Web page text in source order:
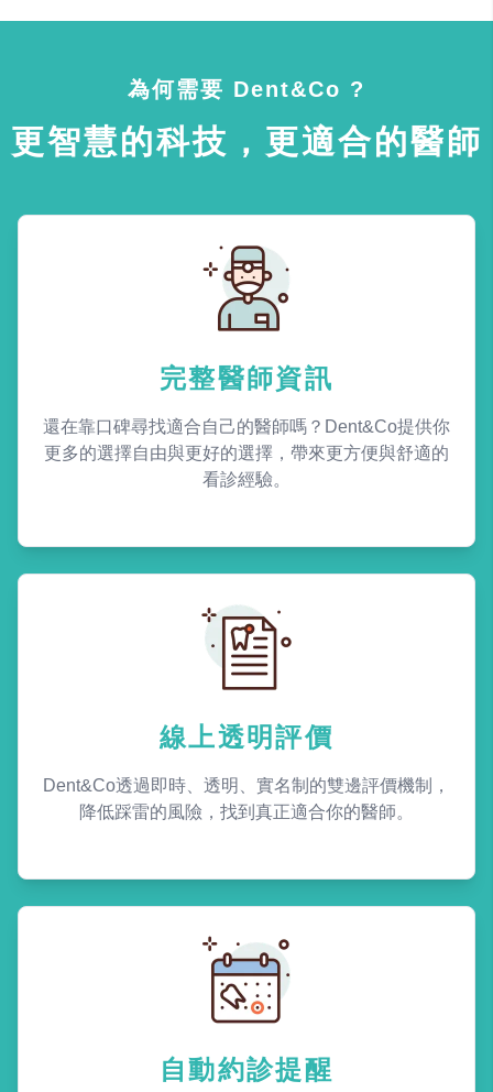
為何需要 Dent&Co ?
更智慧的科技，更適合的醫師
完整醫師資訊
還在靠口碑尋找適合自己的醫師嗎？Dent&Co提供你
更多的選擇自由與更好的選擇，帶來更方便與舒適的
看診經驗。
線上透明評價
Dent&Co透過即時、透明、實名制的雙邊評價機制，
降低踩雷的風險，找到真正適合你的醫師。
自動約診提醒